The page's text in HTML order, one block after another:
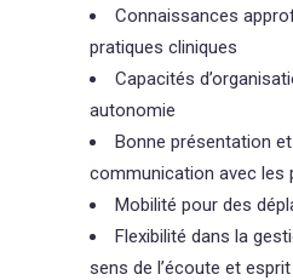
Connaissances
pratiques cliniques
Capacités
autonomie
Bonne présentation
communication avec les
Mobilité pour des
Flexibilité dans la
sens de l’écoute et esprit